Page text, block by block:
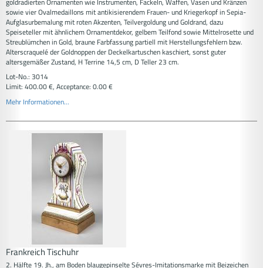
sowie vier Ovalmedaillons mit antikisierendem Frauen- und Kriegerkopf in Sepia-
Aufglasurbemalung mit roten Akzenten, Teilvergoldung und Goldrand, dazu
Speiseteller mit ähnlichem Ornamentdekor, gelbem Teilfond sowie Mittelrosette und
Streublümchen in Gold, braune Farbfassung partiell mit Herstellungsfehlern bzw.
Alterscraquelé der Goldnoppen der Deckelkartuschen kaschiert, sonst guter
altersgemäßer Zustand, H Terrine 14,5 cm, D Teller 23 cm.
Lot-No.: 3014
Limit: 400.00 €, Acceptance: 0.00 €
Mehr Informationen...
Frankreich Tischuhr
2. Hälfte 19. Jh., am Boden blaugepinselte Sévres-Imitationsmarke mit Beizeichen